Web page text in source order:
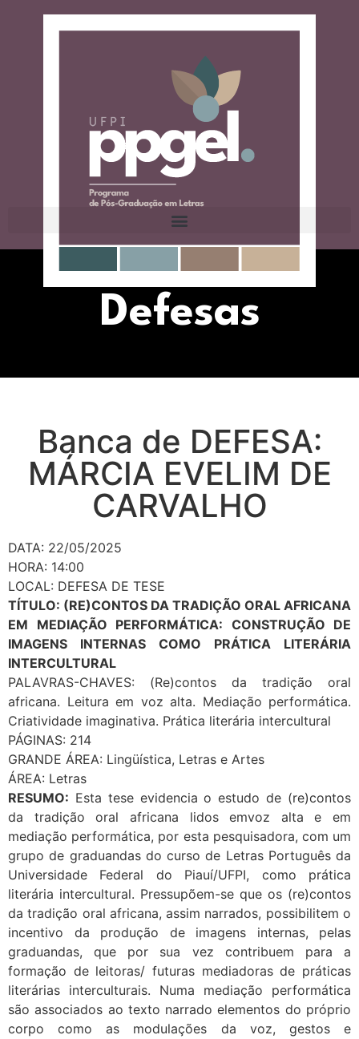
Defesas
Banca de DEFESA:
MÁRCIA EVELIM DE
CARVALHO
DATA: 22/05/2025
HORA: 14:00
LOCAL: DEFESA DE TESE
TÍTULO: (RE)CONTOS DA TRADIÇÃO ORAL AFRICANA
EM MEDIAÇÃO PERFORMÁTICA: CONSTRUÇÃO DE
IMAGENS INTERNAS COMO PRÁTICA LITERÁRIA
INTERCULTURAL
PALAVRAS-CHAVES: (Re)contos da tradição oral
africana. Leitura em voz alta. Mediação performática.
Criatividade imaginativa. Prática literária intercultural
PÁGINAS: 214
GRANDE ÁREA: Lingüística, Letras e Artes
ÁREA: Letras
RESUMO: Esta tese evidencia o estudo de (re)contos
da tradição oral africana lidos emvoz alta e em
mediação performática, por esta pesquisadora, com um
grupo de graduandas do curso de Letras Português da
Universidade Federal do Piauí/UFPI, como prática
literária intercultural. Pressupõem-se que os (re)contos
da tradição oral africana, assim narrados, possibilitem o
incentivo da produção de imagens internas, pelas
graduandas, que por sua vez contribuem para a
formação de leitoras/ futuras mediadoras de práticas
literárias interculturais. Numa mediação performática
são associados ao texto narrado elementos do próprio
corpo como as modulações da voz, gestos e